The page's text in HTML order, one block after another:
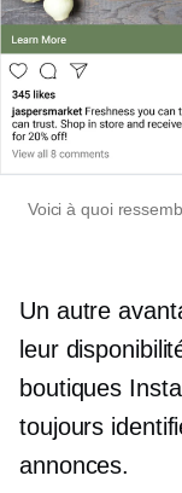
Voici à quoi
Un autre
leur
boutiques
toujours
annonces.